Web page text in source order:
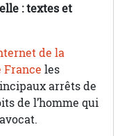
: textes et
de la
France les
arrêts de
de l’homme qui